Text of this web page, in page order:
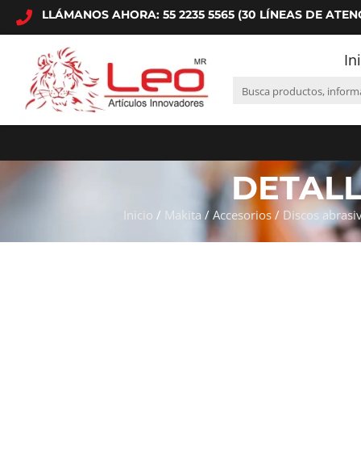
LLÁMANOS AHORA: 55 2235 5565 (30 LÍNEAS DE
Inicio / Makita / Accesorios / Discos